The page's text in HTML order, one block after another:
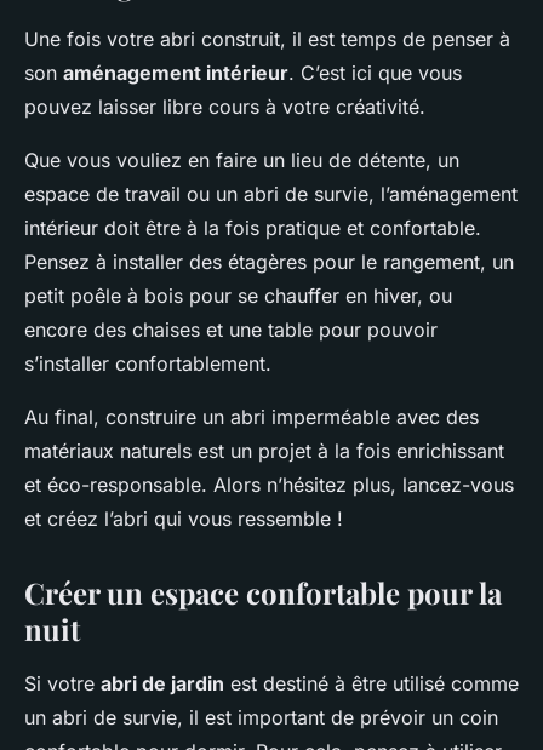
Une fois votre abri construit, il est temps de penser à
son aménagement intérieur. C’est ici que vous
pouvez laisser libre cours à votre créativité.
Que vous vouliez en faire un lieu de détente, un
espace de travail ou un abri de survie, l’aménagement
intérieur doit être à la fois pratique et confortable.
Pensez à installer des étagères pour le rangement, un
petit poêle à bois pour se chauffer en hiver, ou
encore des chaises et une table pour pouvoir
s’installer confortablement.
Au final, construire un abri imperméable avec des
matériaux naturels est un projet à la fois enrichissant
et éco-responsable. Alors n’hésitez plus, lancez-vous
et créez l’abri qui vous ressemble !
Créer un espace confortable pour la
nuit
Si votre abri de jardin est destiné à être utilisé comme
un abri de survie, il est important de prévoir un coin